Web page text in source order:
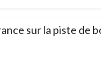
sur la piste de